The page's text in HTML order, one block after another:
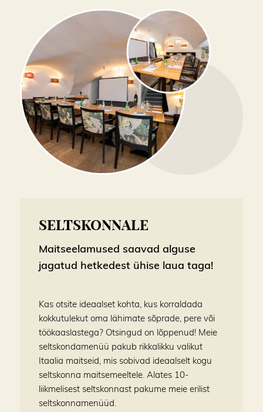
SELTSKONNALE
Maitseelamused saavad alguse
jagatud hetkedest ühise laua taga!
Kas otsite ideaalset kohta, kus korraldada
kokkutulekut oma lähimate sõprade, pere või
töökaaslastega? Otsingud on lõppenud! Meie
seltskondamenüü pakub rikkalikku valikut
Itaalia maitseid, mis sobivad ideaalselt kogu
seltskonna maitsemeeltele. Alates 10-
liikmelisest seltskonnast pakume meie erilist
seltskonnamenüüd.